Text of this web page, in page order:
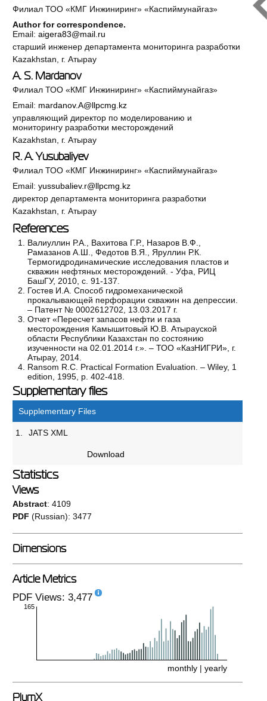
Филиал ТОО «КМГ Инжиниринг» «Каспиймунайгаз»
Author for correspondence.
Email:aigera83@mail.ru
старший инженер департамента мониторинга разработки
Kazakhstan, г. Атырау
A. S. Mardanov
Филиал ТОО «КМГ Инжиниринг» «Каспиймунайгаз»
Email: mardanov.A@llpcmg.kz
управляющий директор по моделированию и
мониторингу разработки месторождений
Kazakhstan, г. Атырау
R. A. Yusubaliyev
Филиал ТОО «КМГ Инжиниринг» «Каспиймунайгаз»
Email:yussubaliev.r@llpcmg.kz
директор департамента мониторинга разработки
Kazakhstan, г. Атырау
References
Валиуллин Р.А., Вахитова Г.Р., Назаров В.Ф.,
Рамазанов А.Ш., Федотов В.Я., Яруллин Р.К.
Термогидродинамические исследования пластов и
скважин нефтяных месторождений. - Уфа, РИЦ
БашГУ, 2010, с. 91-137.
Гостев И.А. Способ гидромеханической
прокалывающей перфорации скважин на депрессии.
– Патент № 0002612702, 13.03.2017 г.
Отчет «Пересчет запасов нефти и газа
месторождения Камышитовый Ю.В. Атырауской
области Республики Казахстан по состоянию
изученности на 02.01.2014 г.». – ТОО «КазНИГРИ», г.
Атырау, 2014.
Ransom R.C. Practical Formation Evaluation. – Wiley, 1
edition, 1995, р. 402-418.
Supplementary files
Supplementary Files
1. JATS XML
Download
Statistics
Views
Abstract: 4109
PDF (Russian): 3477
Dimensions
Article Metrics
PDF Views: 3,477
165
monthly |yearly
PlumX